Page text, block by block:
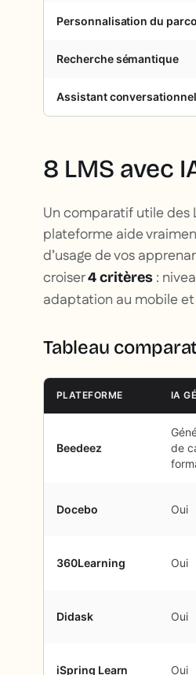
Personnalisation du
Recherche sémantique
Assistant conversationnel
8 LMS avec
Un comparatif utile des
plateforme aide
d’usage de vos
croiser4 critères :
adaptation au mobile
Tableau
PLATEFORME IA
Beedeez
de
Docebo Oui
360Learning Oui
Didask Oui
iSpring Learn Oui